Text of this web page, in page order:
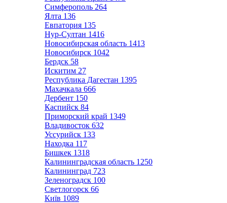
Симферополь 264
Ялта 136
Евпатория 135
Нур-Султан 1416
Новосибирская область 1413
Новосибирск 1042
Бердск 58
Искитим 27
Республика Дагестан 1395
Махачкала 666
Дербент 150
Каспийск 84
Приморский край 1349
Владивосток 632
Уссурийск 133
Находка 117
Бишкек 1318
Калининградская область 1250
Калининград 723
Зеленоградск 100
Светлогорск 66
Київ 1089